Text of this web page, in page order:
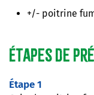
+/- poitrine
Étapes de
Étape 1